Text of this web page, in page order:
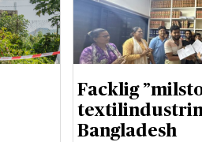
Facklig
Bangladesh